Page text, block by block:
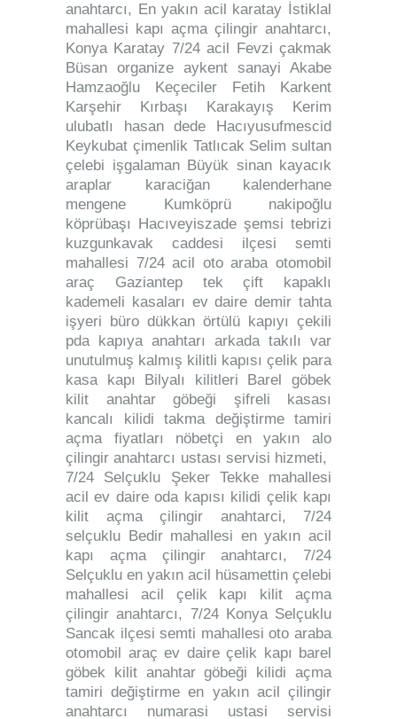
anahtarcı, En yakın acil karatay İstiklal
mahallesi kapı açma çilingir anahtarcı,
Konya Karatay 7/24 acil Fevzi çakmak
Büsan organize aykent sanayi Akabe
Hamzaoğlu Keçeciler Fetih Karkent
Karşehir Kırbaşı Karakayış Kerim
ulubatlı hasan dede Hacıyusufmescid
Keykubat çimenlik Tatlıcak Selim sultan
çelebi işgalaman Büyük sinan kayacık
araplar karaciğan kalenderhane
mengene Kumköprü nakipoğlu
köprübaşı Hacıveyiszade şemsi tebrizi
kuzgunkavak caddesi ilçesi semti
mahallesi 7/24 acil oto araba otomobil
araç Gaziantep tek çift kapaklı
kademeli kasaları ev daire demir tahta
işyeri büro dükkan örtülü kapıyı çekili
pda kapıya anahtarı arkada takılı var
unutulmuş kalmış kilitli kapısı çelik para
kasa kapı Bilyalı kilitleri Barel göbek
kilit anahtar göbeği şifreli kasası
kancalı kilidi takma değiştirme tamiri
açma fiyatları nöbetçi en yakın alo
çilingir anahtarcı ustası servisi hizmeti,
7/24 Selçuklu Şeker Tekke mahallesi
acil ev daire oda kapısı kilidi çelik kapı
kilit açma çilingir anahtarci, 7/24
selçuklu Bedir mahallesi en yakın acil
kapı açma çilingir anahtarcı, 7/24
Selçuklu en yakın acil hüsamettin çelebi
mahallesi acil çelik kapı kilit açma
çilingir anahtarcı, 7/24 Konya Selçuklu
Sancak ilçesi semti mahallesi oto araba
otomobil araç ev daire çelik kapı barel
göbek kilit anahtar göbeği kilidi açma
tamiri değiştirme en yakın acil çilingir
anahtarcı numarasi ustasi servisi